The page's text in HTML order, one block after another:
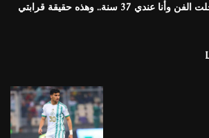
مريم سعيد صالح: دخلت الفن وأنا عندي 37 سنة.. وهذه حقيقة قرابتي